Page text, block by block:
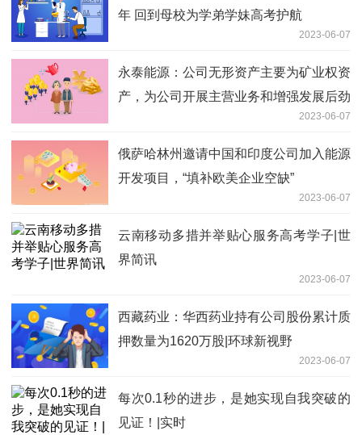
年 回到母校为学弟学妹高考护航
2023-06-07
永泰能源：公司无形资产主要为矿业权资
产，为公司开展主营业务和增强发展后劲
2023-06-07
俄萨哈林州邀请中国和印度公司加入能源
开发项目，“填补欧美企业空缺”
2023-06-07
云南移动多措并举贴心服务高考学子|世
界简讯
2023-06-07
西藏药业：华西药业持有公司股份累计质
押数量为1620万股|环球新视野
2023-06-07
每次0.1秒的进步，是她实现自我突破的
见证！|实时